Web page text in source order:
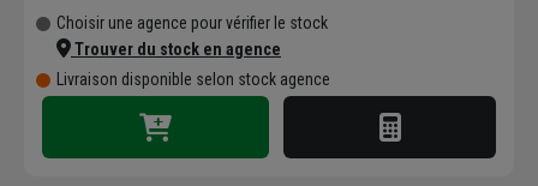
Choisir une agence pour vérifier le stock
Trouver du stock en agence
Livraison disponible selon stock agence